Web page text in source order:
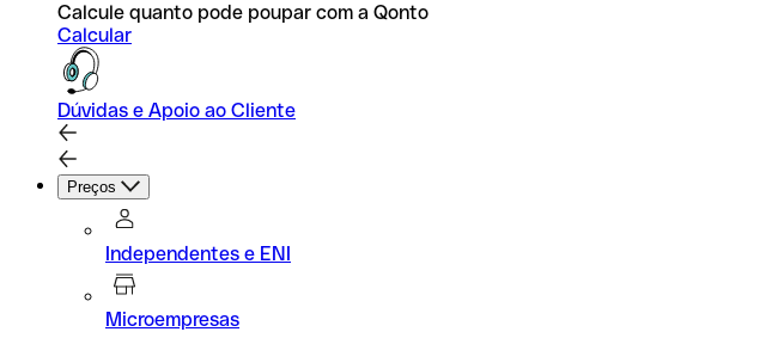
Calcule quanto pode poupar com a Qonto
Calcular
Dúvidas e Apoio ao Cliente
Preços
Independentes e ENI
Microempresas